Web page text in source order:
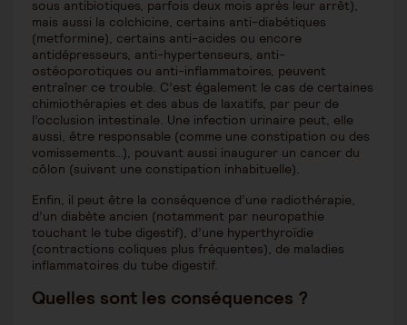
sous antibiotiques, parfois deux mois après leur arrêt),
mais aussi la colchicine, certains anti-diabétiques
(metformine), certains anti-acides ou encore
antidépresseurs, anti-hypertenseurs, anti-
ostéoporotiques ou anti-inflammatoires, peuvent
entraîner ce trouble. C’est également le cas de certaines
chimiothérapies et des abus de laxatifs, par peur de
l’occlusion intestinale. Une infection urinaire peut, elle
aussi, être responsable (comme une constipation ou des
vomissements…), pouvant aussi inaugurer un cancer du
côlon (suivant une constipation inhabituelle).
Enfin, il peut être la conséquence d’une radiothérapie,
d’un diabète ancien (notamment par neuropathie
touchant le tube digestif), d’une hyperthyroïdie
(contractions coliques plus fréquentes), de maladies
inflammatoires du tube digestif.
Quelles sont les conséquences ?